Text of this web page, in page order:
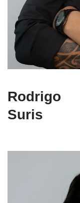
Rodrigo
Suris